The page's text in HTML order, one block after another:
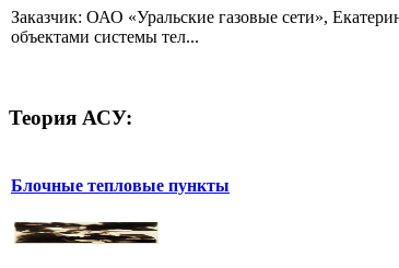
Заказчик: ОАО «Уральские газовые сети»,
объектами системы тел...
Теория АСУ:
Блочные тепловые пункты